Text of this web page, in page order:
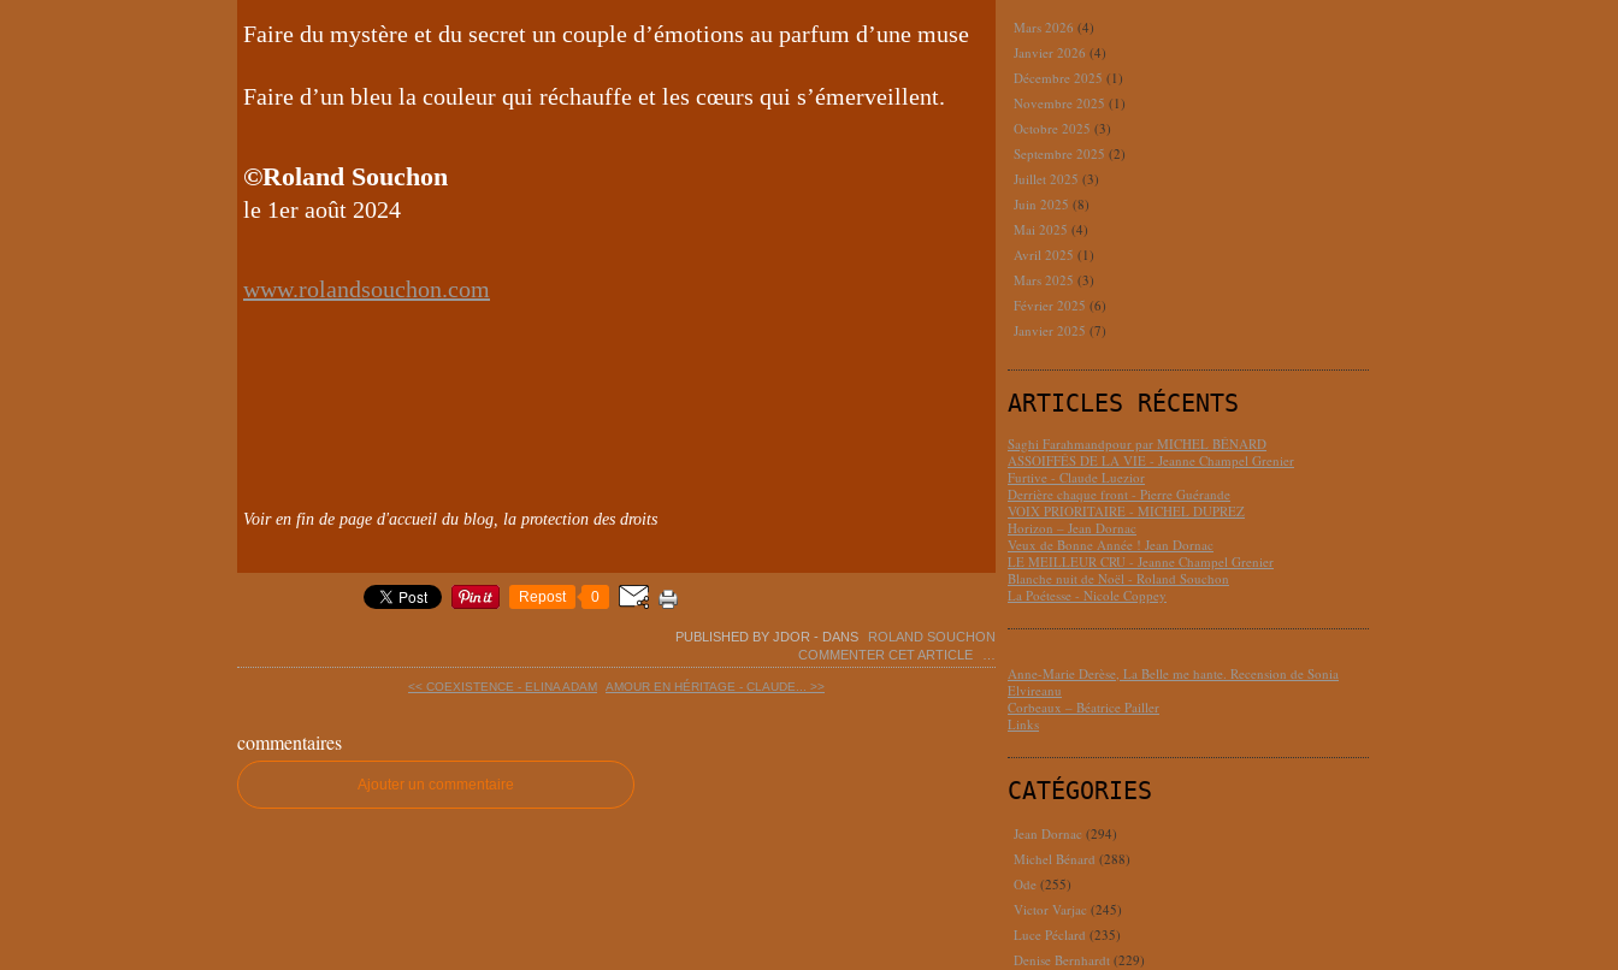
Faire du mystère et du secret un couple d’émotions au parfum d’une muse
Faire d’un bleu la couleur qui réchauffe et les cœurs qui s’émerveillent.
©Roland Souchon
le 1er août 2024
www.rolandsouchon.com
Voir en fin de page d'accueil du blog, la protection des droits
Repost 0
PUBLISHED BY JDOR - DANS
ROLAND SOUCHON
COMMENTER CET ARTICLE
<< COEXISTENCE - ELINA ADAM AMOUR EN HÉRITAGE - CLAUDE... >>
commentaires
Ajouter un commentaire
Mars 2026 (4)
Janvier 2026 (4)
Décembre 2025 (1)
Novembre 2025 (1)
Octobre 2025 (3)
Septembre 2025 (2)
Juillet 2025 (3)
Juin 2025 (8)
Mai 2025 (4)
Avril 2025 (1)
Mars 2025 (3)
Février 2025 (6)
Janvier 2025 (7)
ARTICLES RÉCENTS
Saghi Farahmandpour par MICHEL BÉNARD
ASSOIFFÉS DE LA VIE - Jeanne Champel Grenier
Furtive - Claude Luezior
Derrière chaque front - Pierre Guérande
VOIX PRIORITAIRE - MICHEL DUPREZ
Horizon – Jean Dornac
Veux de Bonne Année ! Jean Dornac
LE MEILLEUR CRU - Jeanne Champel Grenier
Blanche nuit de Noël - Roland Souchon
La Poétesse - Nicole Coppey
Anne-Marie Derèse, La Belle me hante. Recension de Sonia
Elvireanu
Corbeaux – Béatrice Pailler
Links
CATÉGORIES
Jean Dornac (294)
Michel Bénard (288)
Ode (255)
Victor Varjac (245)
Luce Péclard (235)
Denise Bernhardt (229)